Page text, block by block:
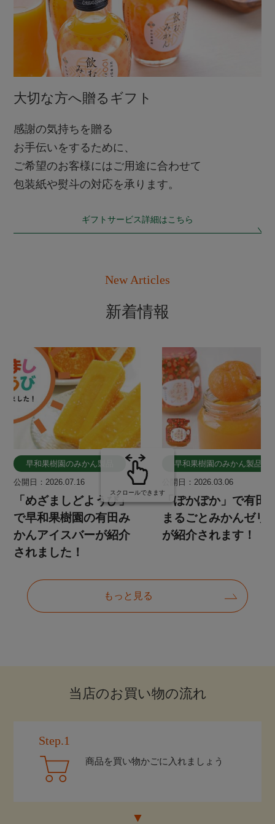
大切な方へ贈るギフト
感謝の気持ちを贈る
お手伝いをするために、
ご希望のお客様にはご用途に合わせて
包装紙や熨斗の対応を承ります。
ギフトサービス詳細はこちら
当店のお買い物の流れ
Step.1
商品を買い物かごに入れましょう